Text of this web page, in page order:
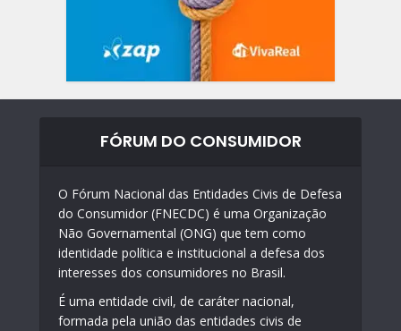
FÓRUM DO CONSUMIDOR
O Fórum Nacional das Entidades Civis de Defesa
do Consumidor (FNECDC) é uma Organização
Não Governamental (ONG) que tem como
identidade política e institucional a defesa dos
interesses dos consumidores no Brasil.
É uma entidade civil, de caráter nacional,
formada pela união das entidades civis de